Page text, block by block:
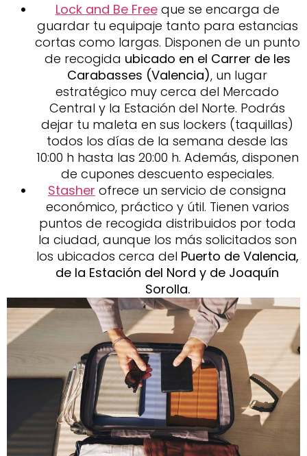
Lock and Be Freeque se encarga de
guardar tu equipaje tanto para estancias
cortas como largas. Disponen de un punto
de recogida ubicado en el Carrer de les
Carabasses (Valencia), un lugar
estratégico muy cerca del Mercado
Central y la Estación del Norte. Podrás
dejar tu maleta en sus lockers (taquillas)
todos los días de la semana desde las
10:00 h hasta las 20:00 h. Además, disponen
de cupones descuento especiales.
Stasher ofrece un servicio de consigna
económico, práctico y útil. Tienen varios
puntos de recogida distribuidos por toda
la ciudad, aunque los más solicitados son
los ubicados cerca del Puerto de Valencia,
de la Estación del Nord y de Joaquín
Sorolla.